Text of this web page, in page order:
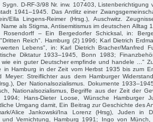
Sygn. D-RF-3/98 Nr. inw. 107403,
1941–1945. Das Antlitz einer
Ella Lingens-Reimer (Hrsg.), Auschwitz.
als Stigma, Antisemitismus im deutschen Alltag
Rosendorff – Ein Bergedorfer Schicksal, in:
Reich". Hamburg (2) 1996; Karl Dietrich
Lebens", in: Karl Dietrich Bracher/Manfred
Diktatur 1933–1945, Bonn 1983;
ein guter Deutscher empfinde und handele ..."
in Hamburg in der Zeit vom Herbst 1935 bis zum
Meyer: Streiflichter aus dem Hamburger
Der Nationalsozialismus. Dokumente
Nationalsozialismus, Begriffe aus der Zeit der
1994; Hans-Dieter Loose, Wünsche Hamburger
Umgang damit, Ein Beitrag zur Geschichte des
Alice Jankowski/Ina Lorenz (Hrsg), Juden in
und Vernichtung, Hamburg 1991; Ingo von